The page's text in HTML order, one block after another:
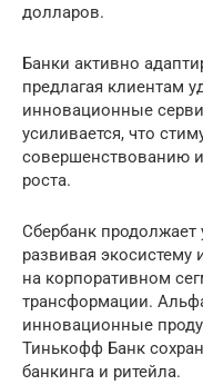
долларов.
Банки активно
предлагая клиентам
инновационные
усиливается, что
совершенствованию
роста.
Сбербанк продолжает
развивая экосистему
на корпоративном
трансформации.
инновационные
Тинькофф Банк
банкинга и ритейла.